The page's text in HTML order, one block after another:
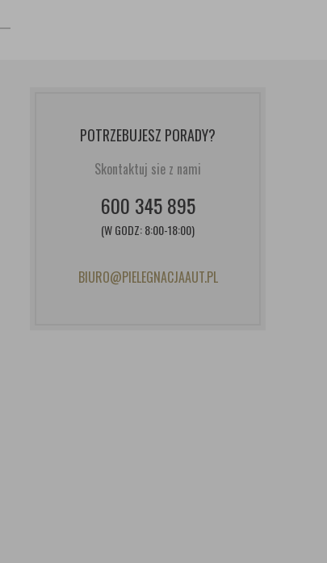
POTRZEBUJESZ PORADY?
Skontaktuj sie z nami
600 345 895
(W GODZ: 8:00-18:00)
BIURO@PIELEGNACJAAUT.PL